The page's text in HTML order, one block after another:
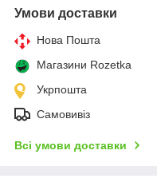
Умови доставки
Нова Пошта
Магазини Rozetka
Укрпошта
Самовивіз
Всі умови доставки